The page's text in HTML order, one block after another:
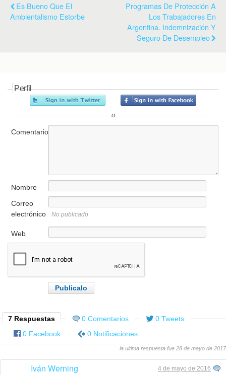
Es Bueno Que El
Ambientalismo Estorbe
Programas De Protección A
Los Trabajadores En
Argentina. Indemnización Y
Seguro De Desempleo
Perfil
o
Comentario
Nombre
Correo
electrónico
No publicado
Web
7 Respuestas 0 Comentarios
0 Tweets
0 Facebook
0 Notificaciones
la ultima respuesta fue 28 de mayo de 2017
Iván Werning 4 de mayo de 2016